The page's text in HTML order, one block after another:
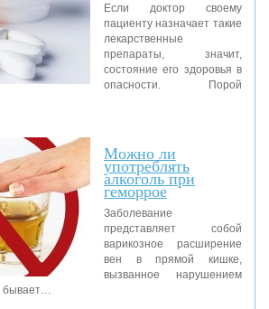
Если доктор своему
пациенту назначает такие
лекарственные
препараты, значит,
состояние его здоровья в
опасности. Порой
Можно ли
употреблять
алкоголь при
геморрое
Заболевание
представляет собой
варикозное расширение
вен в прямой кишке,
вызванное нарушением
бывает…